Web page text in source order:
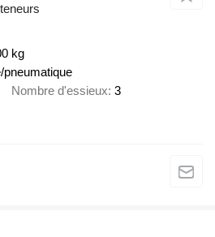
kg
pneumatique
Nombre d'essieux 3